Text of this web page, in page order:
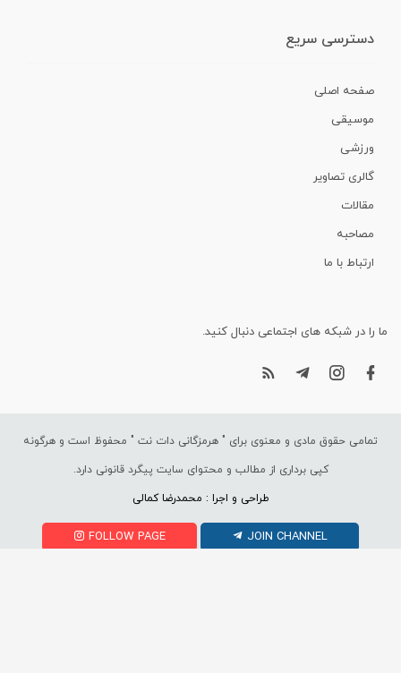
دسترسی سریع
صفحه اصلی
موسیقی
ورزشی
گالری تصاویر
مقالات
مصاحبه
ارتباط با ما
ما را در شبکه های اجتماعی دنبال کنید.
تمامی حقوق مادی و معنوی برای " هرمزگانی دات نت " محفوظ است و هرگونه
کپی برداری از مطالب و محتوای سایت پیگرد قانونی دارد.
طراحی و اجرا : محمدرضا کمالی
FOLLOW PAGE JOIN CHANNEL